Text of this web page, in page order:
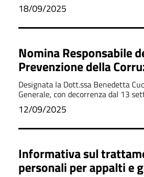
18/09/2025
Nomina Responsabile
Prevenzione della
Trasparenza
Designata la Dott.ssa Benedetta
Generale, con decorrenza dal 13
12/09/2025
Informativa sul
personali per appalti e